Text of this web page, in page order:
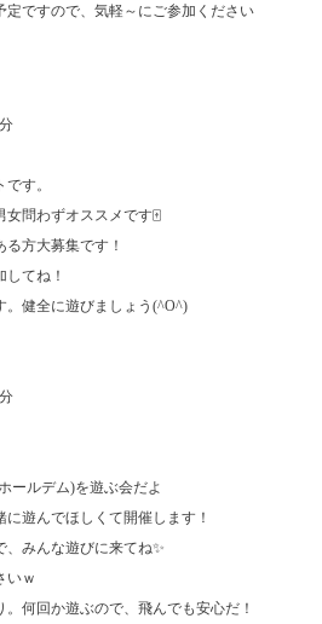
定ですので、気軽～にご参加ください
す。
問わずオススメです🀄
方大募集です！
てね！
。健全に遊びましょう(^O^)
ールデム)を遊ぶ会だよ
遊んでほしくて開催します！
みんな遊びに来てね✨
いｗ
何回か遊ぶので、飛んでも安心だ！